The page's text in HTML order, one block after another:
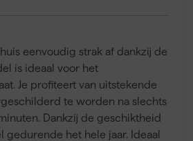
eenvoudig strak af dankzij de
is ideaal voor het
Je profiteert van uitstekende
te worden na slechts
Dankzij de geschiktheid
het hele jaar. Ideaal